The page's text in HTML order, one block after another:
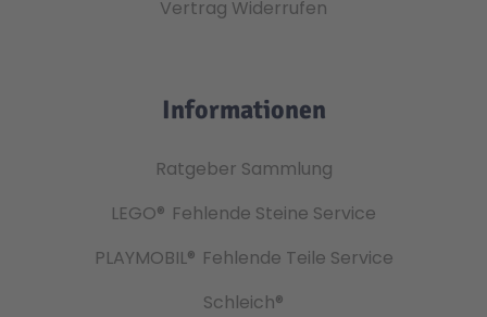
Vertrag Widerrufen
Informationen
Ratgeber Sammlung
LEGO® Fehlende Steine Service
PLAYMOBIL® Fehlende Teile Service
Schleich®